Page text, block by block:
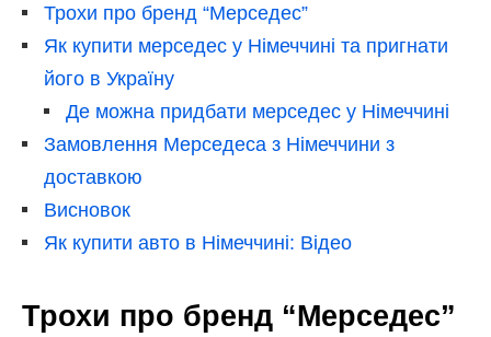
Трохи про бренд “Мерседес”
Як купити мерседес у Німеччині та пригнати
його в Україну
Де можна придбати мерседес у Німеччині
Замовлення Мерседеса з Німеччини з
доставкою
Висновок
Як купити авто в Німеччині: Відео
Трохи про бренд “Мерседес”